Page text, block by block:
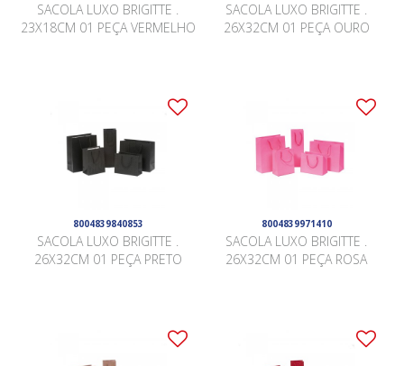
SACOLA LUXO BRIGITTE .
23X18CM 01 PEÇA VERMELHO
SACOLA LUXO BRIGITTE .
26X32CM 01 PEÇA OURO
8004839840853
SACOLA LUXO BRIGITTE .
26X32CM 01 PEÇA PRETO
8004839971410
SACOLA LUXO BRIGITTE .
26X32CM 01 PEÇA ROSA